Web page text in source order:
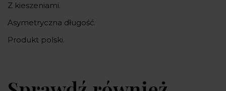
Z kieszeniami.
Asymetryczna długość.
Produkt polski.